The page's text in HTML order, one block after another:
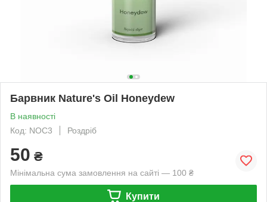
Барвник Nature's Oil Honeydew
В наявності
Код: NOC3
Роздріб
50 ₴
Мінімальна сума замовлення на сайті — 100 ₴
Купити